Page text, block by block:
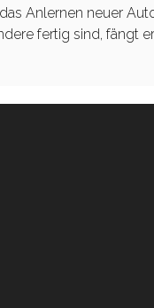
Anlernen neuer
fertig sind, fängt